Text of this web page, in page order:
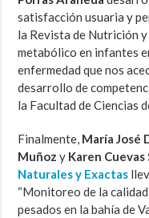
satisfacción usuaria y
la Revista de Nutrición y
metabólico en infantes
enfermedad que nos
desarrollo de
la Facultad de Ciencias
Finalmente, María José
Muñoz y Karen Cuevas
Naturales y Exactas
“Monitoreo de la
pesados en la bahía de